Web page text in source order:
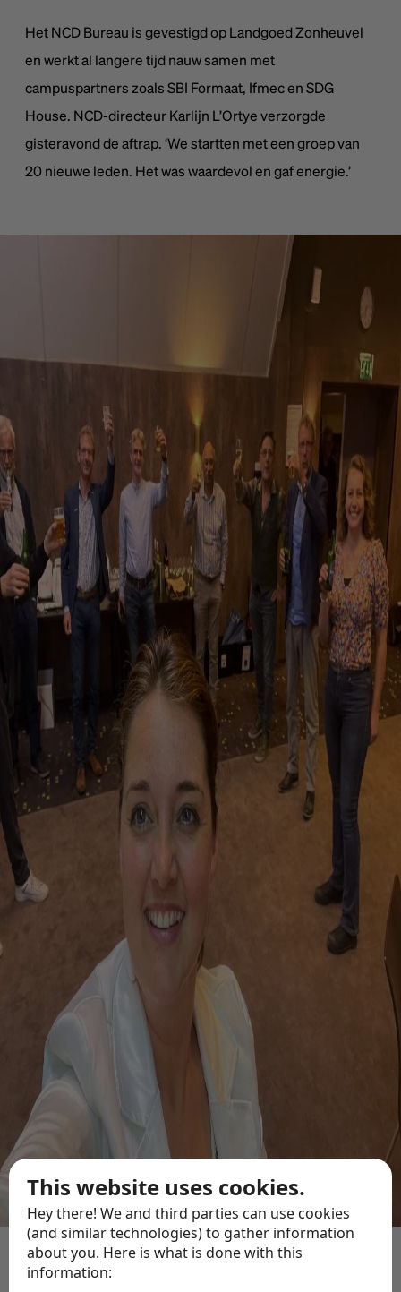
This website uses cookies.
Hey there! We and third parties can use cookies
(and similar technologies) to gather information
about you. Here is what is done with this
information:
Het NCD Bureau is gevestigd op Landgoed Zonheuvel
en werkt al langere tijd nauw samen met
campuspartners zoals SBI Formaat, Ifmec en SDG
House. NCD-directeur Karlijn L’Ortye verzorgde
gisteravond de aftrap. ‘We startten met een groep van
20 nieuwe leden. Het was waardevol en gaf energie.’